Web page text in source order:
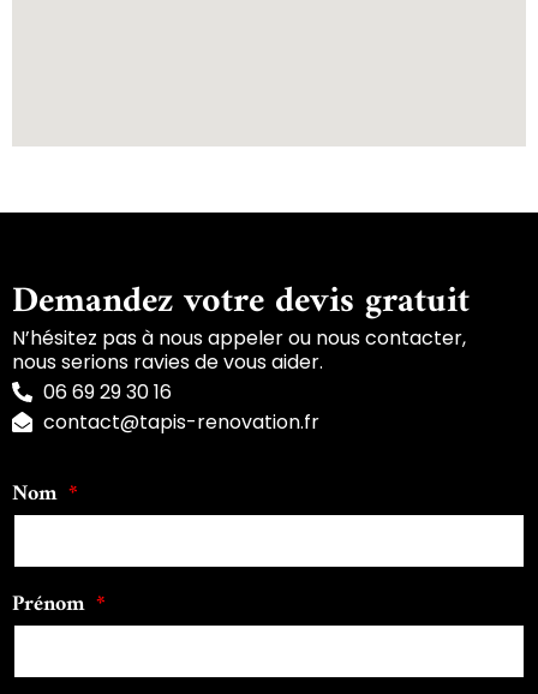
Demandez votre devis gratuit
N’hésitez pas à nous appeler ou nous contacter,
nous serions ravies de vous aider.
06 69 29 30 16
contact@tapis-renovation.fr
Nom
Prénom